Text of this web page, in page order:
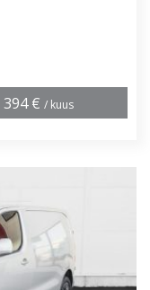
394 € / kuus